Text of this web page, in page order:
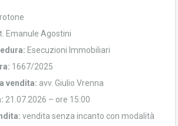
Emanule Agostini
Esecuzioni Immobiliari
1667/2025
vendita: avv. Giulio Vrenna
21.07.2026 – ore 15:00
vendita senza incanto con modalità